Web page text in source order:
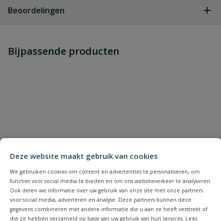
Deze website maakt gebruik van cookies
We gebruiken cookies om content en advertenties te personaliseren, om
functies voor social media te bieden en om ons websiteverkeer te analyseren.
Ook delen we informatie over uw gebruik van onze site met onze partners
voor social media, adverteren en analyse. Deze partners kunnen deze
gegevens combineren met andere informatie die u aan ze heeft verstrekt of
die ze hebben verzameld op basis van uw gebruik van hun services. Lees
dit product?
Beoordelingen
Schrijf zelf een beoordeling
Naam
Bijpassende producten